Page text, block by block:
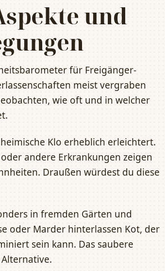
und
für Freigänger-
meist vergraben
wie oft und in welcher
Klo erheblich erleichtert.
andere Erkrankungen zeigen
Draußen würdest du diese
in fremden Gärten und
oder Marder hinterlassen Kot, der
sein kann. Das saubere